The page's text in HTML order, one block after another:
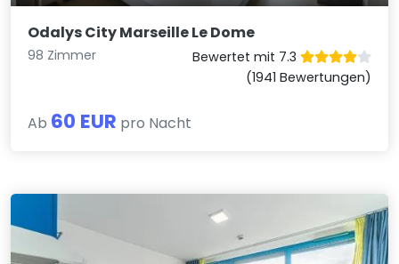
Odalys City Marseille Le Dome
98 Zimmer
Bewertet mit 7.3
(1941 Bewertungen)
Ab 60 EUR pro Nacht